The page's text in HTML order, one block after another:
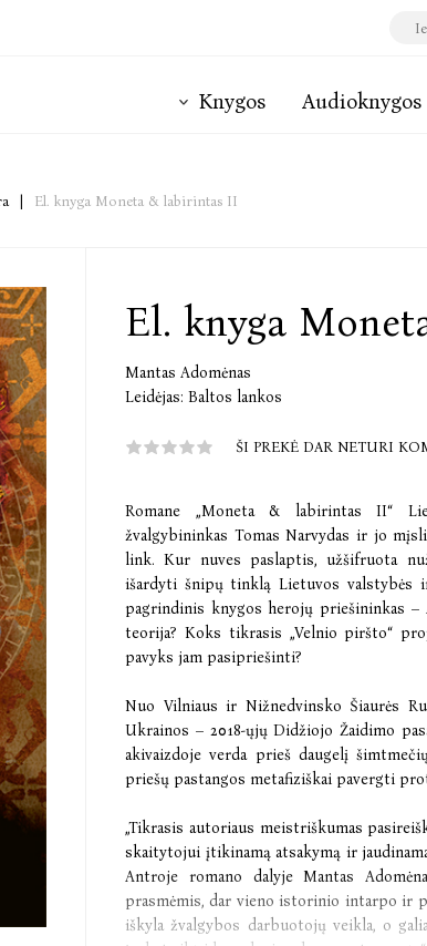
Knygos Audioknygos
El. knyga Moneta & labirintas II
El. knyga
Mantas Adomėnas
Leidėjas: Baltos lankos
ŠI PREKĖ DAR NETURI
Romane „Moneta & labirintas II“
žvalgybininkas Tomas Narvydas ir jo
link. Kur nuves paslaptis, užšifruota
išardyti šnipų tinklą Lietuvos valstybės
pagrindinis knygos herojų priešininkas –
teorija? Koks tikrasis „Velnio piršto“
pavyks jam pasipriešinti?
Nuo Vilniaus ir Nižnedvinsko Šiaurės
Ukrainos – 2018-ųjų Didžiojo Žaidimo
akivaizdoje verda prieš daugelį
priešų pastangos metafiziškai pavergti
„Tikrasis autoriaus meistriškumas
skaitytojui įtikinamą atsakymą ir
Antroje romano dalyje Mantas
prasmėmis, dar vieno istorinio intarpo ir
iškyla žvalgybos darbuotojų veikla, o